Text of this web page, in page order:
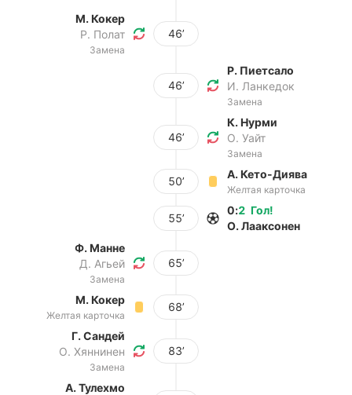
М. Кокер
Р. Полат
Замена
46’
46’
Р. Пиетсало
И. Ланкедок
Замена
46’
К. Нурми
О. Уайт
Замена
50’
А. Кето-Диява
Желтая карточка
55’
Гол!
0:2
О. Лааксонен
Ф. Манне
Д. Агьей
Замена
65’
М. Кокер
Желтая карточка
68’
Г. Сандей
О. Хяннинен
Замена
83’
А. Тулехмо